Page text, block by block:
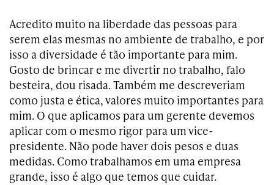
Acredito muito na liberdade das pessoas para
serem elas mesmas no ambiente de trabalho, e por
isso a diversidade é tão importante para mim.
Gosto de brincar e me divertir no trabalho, falo
besteira, dou risada. Também me descreveriam
como justa e ética, valores muito importantes para
mim. O que aplicamos para um gerente devemos
aplicar com o mesmo rigor para um vice-
presidente. Não pode haver dois pesos e duas
medidas. Como trabalhamos em uma empresa
grande, isso é algo que temos que cuidar.